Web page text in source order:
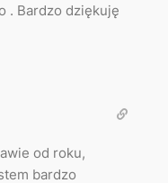
. Bardzo dziękuję
od roku,
bardzo